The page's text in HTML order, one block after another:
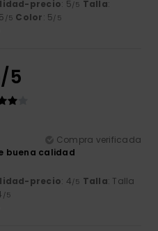
precio: 5/5 Talla:
/5 Color: 5/5
/5
Compra verificada
buena calidad
precio: 4/5 Talla: Talla
/5